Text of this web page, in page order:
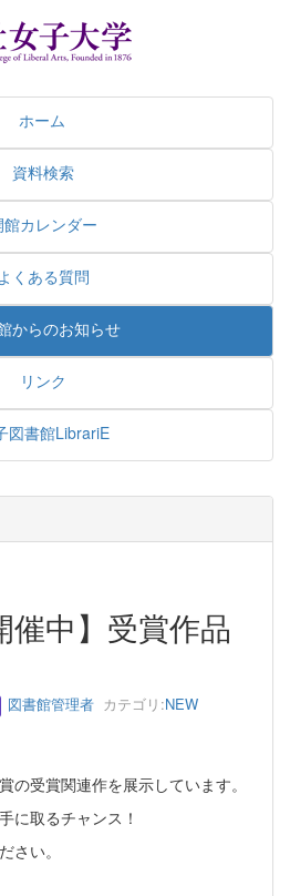
ホーム
資料検索
館カレンダー
よくある質問
からのお知らせ
リンク
図書館LibrariE
催中】受賞作品
図書館管理者 カテゴリ:NEW
の受賞関連作を展示しています。
に取るチャンス！
さい。